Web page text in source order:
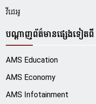
វីដេអូ
បណ្ដាញព័ត៌មានផ្សេងទៀតពី
AMS Education
AMS Economy
AMS Infotainment